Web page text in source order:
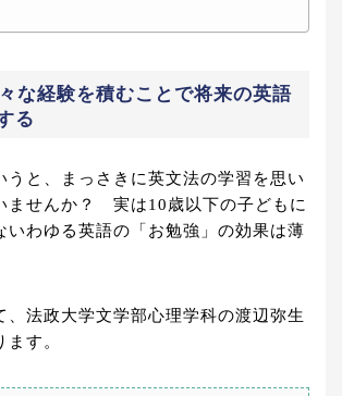
な経験を積むことで将来の英語
る
うと、まっさきに英文法の学習を思い
ませんか？ 実は10歳以下の子どもに
いわゆる英語の「お勉強」の効果は薄
、法政大学文学部心理学科の渡辺弥生
す。